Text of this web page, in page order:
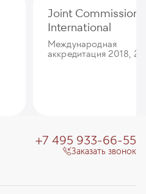
Joint Commission
International
Международная
аккредитация 2018,
+7 495 933-66-55
Заказать звонок